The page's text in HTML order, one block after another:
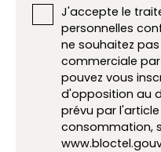
J'accepte le
personnelles
ne souhaitez
commerciale
pouvez vous
d'opposition au
prévu par l'article
consommation,